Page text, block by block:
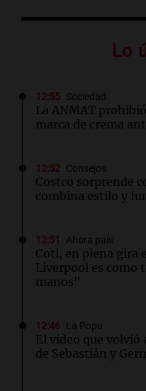
Lo
12:55 Sociedad
La ANMAT
marca de crema
12:52 Consejos
Costco sorprende
combina estilo y
12:51 Ahora país
Coti, en plena gira
Liverpool es como
manos"
12:46 La Popu
El video que volvió
de Sebastián y